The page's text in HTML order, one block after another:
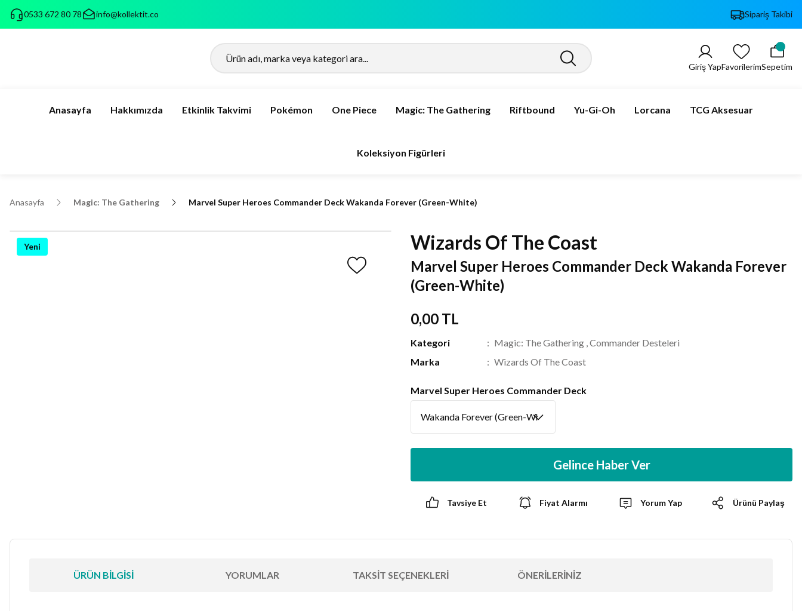
0533 672 80 78 info@kollektit.co Sipariş Takibi
Giriş YapFavorilerimSepetim
Anasayfa Hakkımızda Etkinlik Takvimi Pokémon One Piece Magic: The Gathering Riftbound Yu-Gi-Oh Lorcana TCG Aksesuar
Koleksiyon Figürleri
Anasayfa Magic: The Gathering Marvel Super Heroes Commander Deck Wakanda Forever (Green-White)
Yeni Wizards Of The Coast
Marvel Super Heroes Commander Deck Wakanda Forever
(Green-White)
0,00 TL
Kategori Magic: The Gathering ,Commander Desteleri
Marka
Wizards Of The Coast
Marvel Super Heroes Commander Deck
Gelince Haber Ver
Tavsiye Et Fiyat Alarmı Yorum Yap Ürünü Paylaş
ÜRÜN BILGISI YORUMLAR TAKSIT SEÇENEKLERI ÖNERILERINIZ